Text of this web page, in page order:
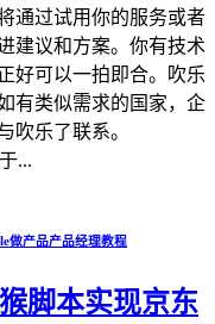
通过试用你的服务或者
建议和方案。你有技术
好可以一拍即合。吹乐
有类似需求的国家，企
吹乐了联系。
...
做产品产品经理教程
脚本实现京东